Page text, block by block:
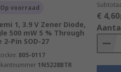
Op voorraad
1, 3.9 V Zener Diode,
500 mW 5 % Through
2-Pin SOD-27
805-0117
1N5228BTR
€ 4,60